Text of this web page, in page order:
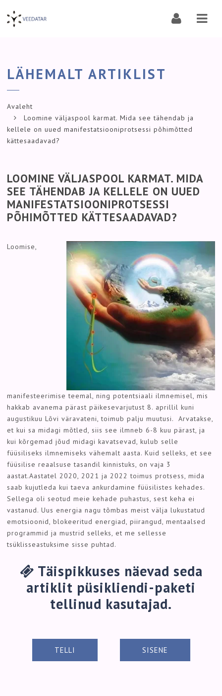
LÄHEMALT ARTIKLIST
Avaleht
Loomine väljaspool karmat. Mida see tähendab ja
kellele on uued manifestatsiooniprotsessi põhimõtted
kättesaadavad?
LOOMINE VÄLJASPOOL KARMAT. MIDA
SEE TÄHENDAB JA KELLELE ON UUED
MANIFESTATSIOONIPROTSESSI
PÕHIMÕTTED KÄTTESAADAVAD?
Loomise,
manifesteerimise teemal, ning potentsiaali ilmnemisel, mis
hakkab avanema pärast päikesevarjutust 8. aprillil kuni
augustikuu Lõvi väravateni, toimub palju muutusi. Arvatakse,
et kui sa midagi mõtled, siis see ilmneb 6-8 kuu pärast, ja
kui kõrgemad jõud midagi kavatsevad, kulub selle
füüsiliseks ilmnemiseks vähemalt aasta. Kuid selleks, et see
füüsilise reaalsuse tasandil kinnistuks, on vaja 3
aastat.Aastatel 2020, 2021 ja 2022 toimus protsess, mida
saab kujutleda kui taeva ankurdamine füüsilistes kehades.
Sellega oli seotud meie kehade puhastus, sest keha ei
vastanud. Uus energia nagu tõmbas meist välja lukustatud
emotsioonid, blokeeritud energiad, piirangud, mentaalsed
programmid ja mustrid selleks, et me sellesse
tsüklisseastuksime sisse puhtad.
Täispikkuses näevad seda
artiklit püsikliendi-paketi
tellinud kasutajad.
TELLI SISENE